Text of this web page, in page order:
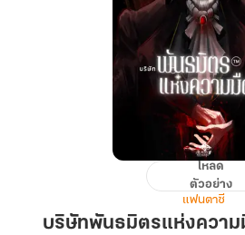
บริษัท
พันธมิตร
แห่ง
โหลด
ตัวอย่าง
แฟนตาซี
บริษัทพันธมิตรแห่งความ